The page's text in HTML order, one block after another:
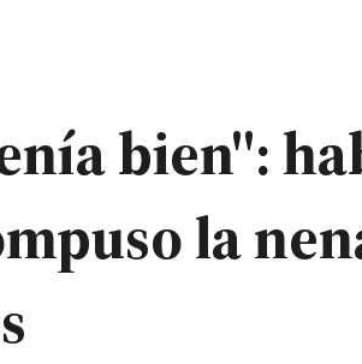
bien":
la